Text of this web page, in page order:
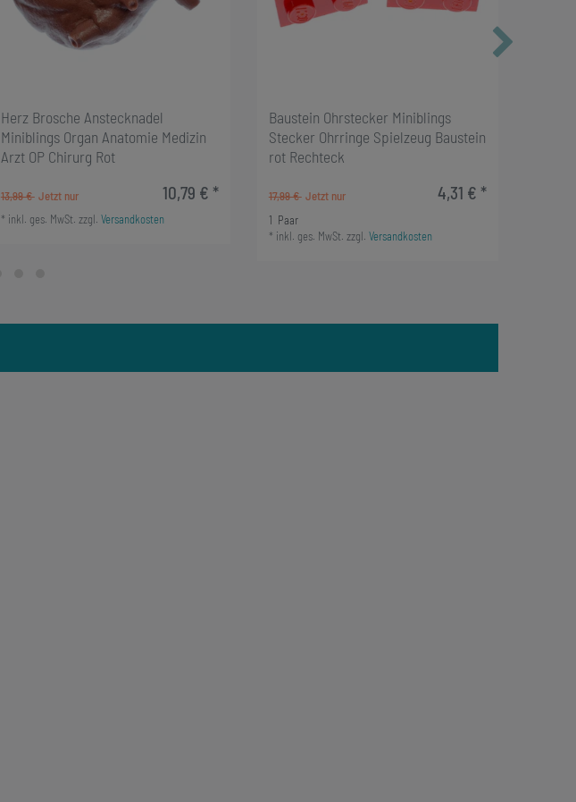
Herz Brosche Anstecknadel
Miniblings Organ Anatomie Medizin
Arzt OP Chirurg Rot
13,99 € 10,79 € *
* inkl. ges. MwSt. zzgl. Versandkosten
Baustein Ohrstecker Miniblings
Stecker Ohrringe Spielzeug Baustein
rot Rechteck
17,99 € 4,31 € *
1 Paar
* inkl. ges. MwSt. zzgl. Versandkosten